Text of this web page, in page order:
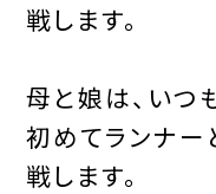
戦します。
母と娘は、いつ
初めてランナ
戦します。